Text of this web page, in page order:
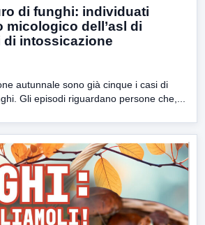
di funghi: individuati
micologico dell’asl di
di intossicazione
autunnale sono già cinque i casi di
Gli episodi riguardano persone che,...